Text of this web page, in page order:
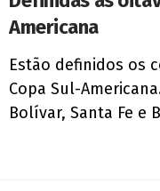
Americana
Estão definidos os
Copa Sul-
Bolívar, Santa Fe e